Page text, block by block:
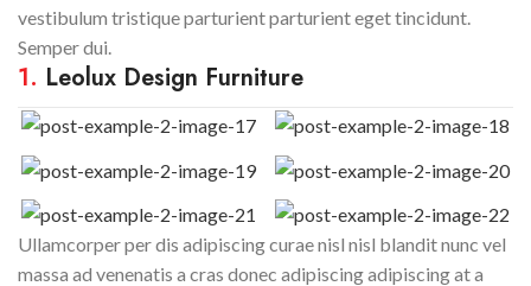
vestibulum tristique parturient parturient eget tincidunt.
Semper dui.
1. Leolux Design Furniture
Ullamcorper per dis adipiscing curae nisl nisl blandit nunc vel
massa ad venenatis a cras donec adipiscing adipiscing at a